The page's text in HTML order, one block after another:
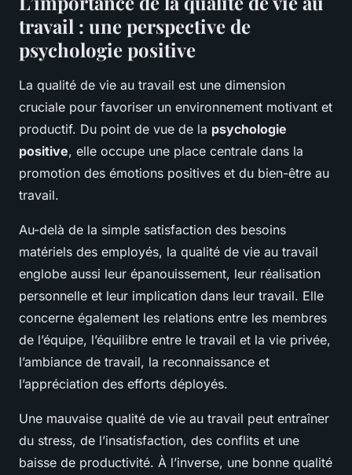
travail : une perspective de
psychologie positive
La qualité de vie au travail est une dimension
cruciale pour favoriser un environnement motivant et
productif. Du point de vue de la psychologie
positive, elle occupe une place centrale dans la
promotion des émotions positives et du bien-être au
travail.
Au-delà de la simple satisfaction des besoins
matériels des employés, la qualité de vie au travail
englobe aussi leur épanouissement, leur réalisation
personnelle et leur implication dans leur travail. Elle
concerne également les relations entre les membres
de l’équipe, l’équilibre entre le travail et la vie privée,
l’ambiance de travail, la reconnaissance et
l’appréciation des efforts déployés.
Une mauvaise qualité de vie au travail peut entraîner
du stress, de l’insatisfaction, des conflits et une
baisse de productivité. À l’inverse, une bonne qualité